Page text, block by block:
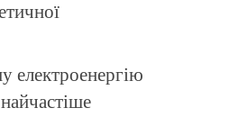
електроенергію